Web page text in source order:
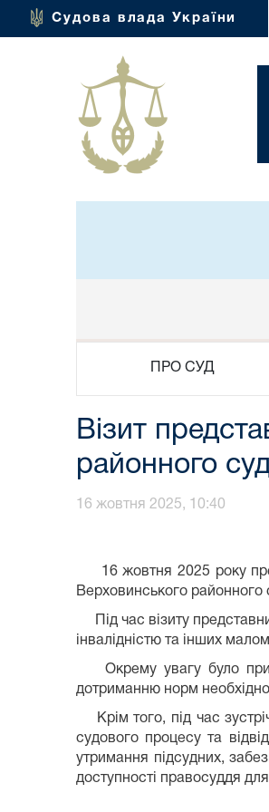
Судова влада України
ПРО СУД
Візит
районного
16 жовтня 2025, 10:40
16 жовтня 2025 року
Верховинського районного
Під час візиту
інвалідністю та інших
Окрему увагу було
дотриманню норм
Крім того, під час
судового процесу та
утримання підсудних,
доступності правосуддя